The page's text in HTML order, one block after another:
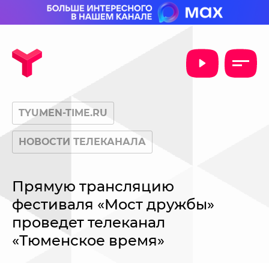
TYUMEN-TIME.RU
НОВОСТИ ТЕЛЕКАНАЛА
Прямую трансляцию
фестиваля «Мост дружбы»
проведет телеканал
«Тюменское время»